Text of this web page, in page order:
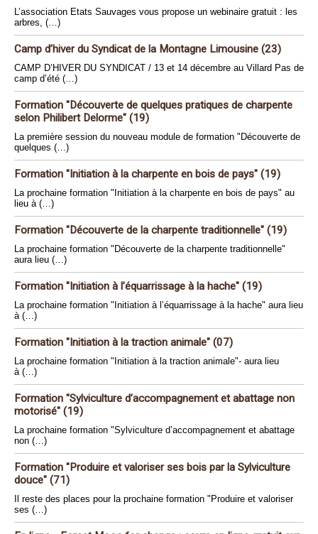
L’association Etats Sauvages vous propose un webinaire gratuit : les
arbres, (…)
Camp d’hiver du Syndicat de la Montagne Limousine (23)
CAMP D’HIVER DU SYNDICAT / 13 et 14 décembre au Villard Pas de
camp d’été (…)
Formation "Découverte de quelques pratiques de charpente
selon Philibert Delorme" (19)
La première session du nouveau module de formation "Découverte de
quelques (…)
Formation "Initiation à la charpente en bois de pays" (19)
La prochaine formation "Initiation à la charpente en bois de pays" au
lieu à (…)
Formation "Découverte de la charpente traditionnelle" (19)
La prochaine formation "Découverte de la charpente traditionnelle"
aura lieu (…)
Formation "Initiation à l’équarrissage à la hache" (19)
La prochaine formation "Initiation à l’équarrissage à la hache" aura lieu
à (…)
Formation "Initiation à la traction animale" (07)
La prochaine formation "Initiation à la traction animale"- aura lieu
à (…)
Formation "Sylviculture d’accompagnement et abattage non
motorisé" (19)
La prochaine formation "Sylviculture d’accompagnement et abattage
non (…)
Formation "Produire et valoriser ses bois par la Sylviculture
douce" (71)
Il reste des places pour la prochaine formation "Produire et valoriser
ses (…)